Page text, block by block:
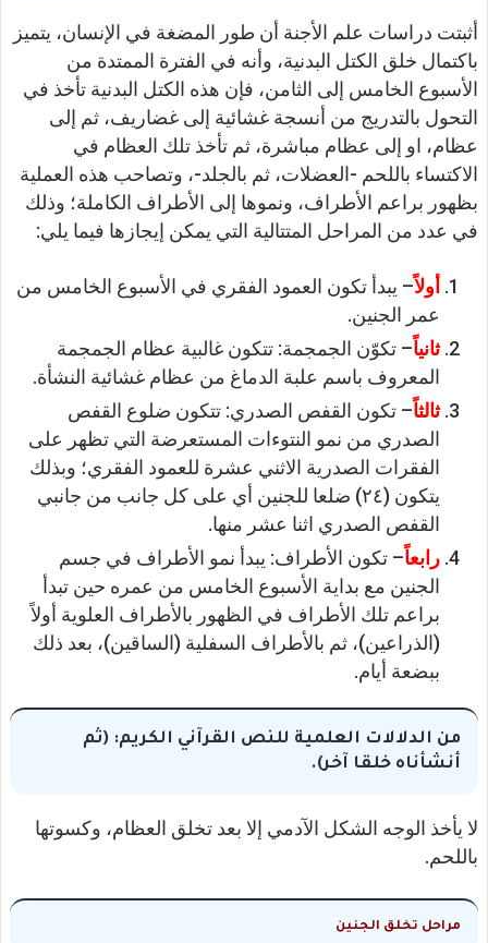
أثبتت دراسات علم الأجنة أن طور المضغة في الإنسان، يتميز
باكتمال خلق الكتل البدنية، وأنه في الفترة الممتدة من
الأسبوع الخامس إلى الثامن، فإن هذه الكتل البدنية تأخذ في
التحول بالتدريج من أنسجة غشائية إلى غضاريف، ثم إلى
عظام، او إلى عظام مباشرة، ثم تأخذ تلك العظام في
الاكتساء باللحم -العضلات، ثم بالجلد-، وتصاحب هذه العملية
بظهور براعم الأطراف، ونموها إلى الأطراف الكاملة؛ وذلك
في عدد من المراحل المتتالية التي يمكن إيجازها فيما يلي:
أولاً– يبدأ تكون العمود الفقري في الأسبوع الخامس من
عمر الجنين.
ثانياً– تكوّن الجمجمة: تتكون غالبية عظام الجمجمة
المعروف باسم علبة الدماغ من عظام غشائية النشأة.
ثالثاً– تكون القفص الصدري: تتكون ضلوع القفص
الصدري من نمو النتوءات المستعرضة التي تظهر على
الفقرات الصدرية الاثني عشرة للعمود الفقري؛ وبذلك
يتكون (٢٤) ضلعا للجنين أي على كل جانب من جانبي
القفص الصدري اثنا عشر منها.
رابعاً– تكون الأطراف: يبدأ نمو الأطراف في جسم
الجنين مع بداية الأسبوع الخامس من عمره حين تبدأ
براعم تلك الأطراف في الظهور بالأطراف العلوية أولاً
(الذراعين)، ثم بالأطراف السفلية (الساقين)، بعد ذلك
ببضعة أيام.
من الدلالات العلمية للنص القرآني الكريم: (ثم
أنشأناه خلقا آخر).
لا يأخذ الوجه الشكل الآدمي إلا بعد تخلق العظام، وكسوتها
باللحم.
مراحل تخلق الجنين